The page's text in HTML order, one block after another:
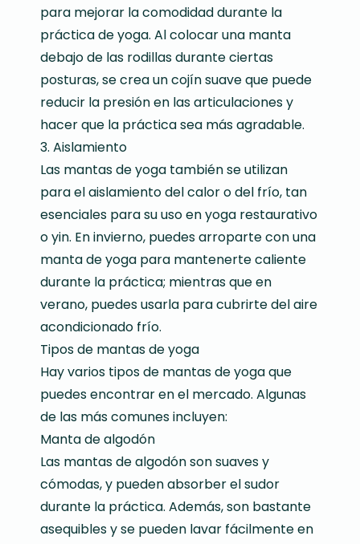
para mejorar la comodidad durante la
práctica de yoga. Al colocar una manta
debajo de las rodillas durante ciertas
posturas, se crea un cojín suave que puede
reducir la presión en las articulaciones y
hacer que la práctica sea más agradable.
3. Aislamiento
Las mantas de yoga también se utilizan
para el aislamiento del calor o del frío, tan
esenciales para su uso en yoga restaurativo
o yin. En invierno, puedes arroparte con una
manta de yoga para mantenerte caliente
durante la práctica; mientras que en
verano, puedes usarla para cubrirte del aire
acondicionado frío.
Tipos de mantas de yoga
Hay varios tipos de mantas de yoga que
puedes encontrar en el mercado. Algunas
de las más comunes incluyen:
Manta de algodón
Las mantas de algodón son suaves y
cómodas, y pueden absorber el sudor
durante la práctica. Además, son bastante
asequibles y se pueden lavar fácilmente en